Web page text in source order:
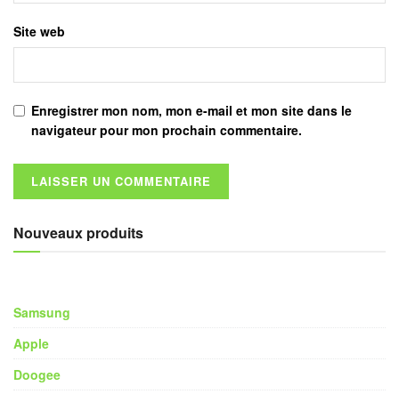
Site web
Enregistrer mon nom, mon e-mail et mon site dans le
navigateur pour mon prochain commentaire.
Nouveaux produits
Samsung
Apple
Doogee